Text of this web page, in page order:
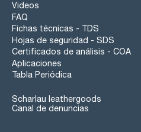
Videos
FAQ
Fichas técnicas - TDS
Hojas de seguridad - SDS
Certificados de análisis - COA
Aplicaciones
Tabla Periódica
Scharlau leathergoods
Canal de denuncias